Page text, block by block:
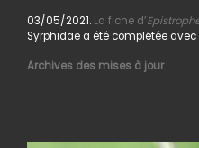
03/05/2021. La fiche d’
Syrphidae a été complétée
Archives des mises à jour